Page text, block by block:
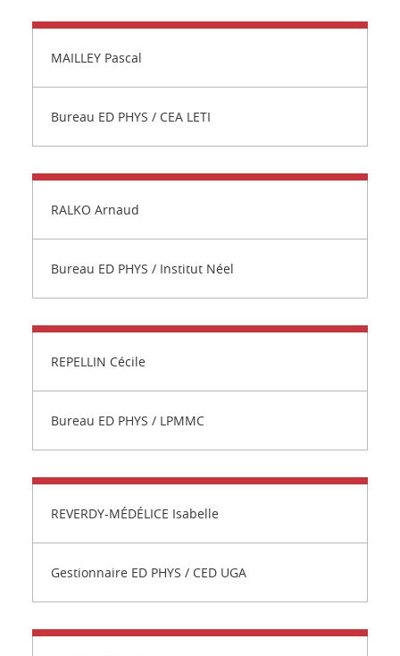
MAILLEY Pascal
Bureau ED PHYS / CEA LETI
RALKO Arnaud
Bureau ED PHYS / Institut Néel
REPELLIN Cécile
Bureau ED PHYS / LPMMC
REVERDY-MÉDÉLICE Isabelle
Gestionnaire ED PHYS / CED UGA